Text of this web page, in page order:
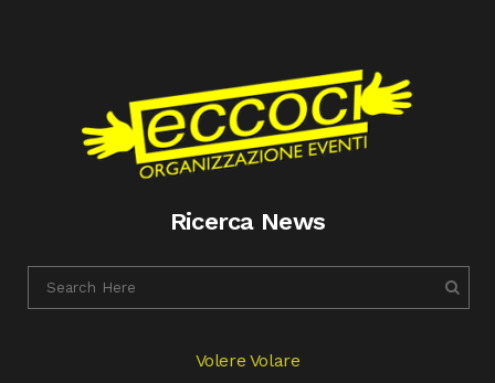
Ricerca News
Volere Volare